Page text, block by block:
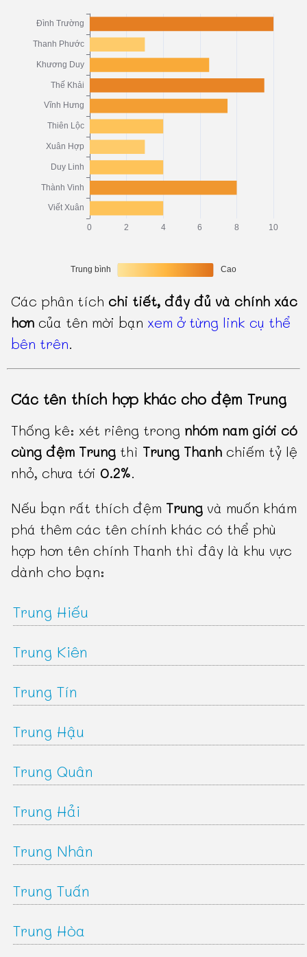
Các phân tích chi tiết, đầy đủ và chính xác
hơn của tên mời bạn xem ở từng link cụ thể
bên trên.
Các tên thích hợp khác cho đệm Trung
Thống kê: xét riêng trong nhóm nam giới có
cùng đệm Trung thì Trung Thanh chiếm tỷ lệ
nhỏ, chưa tới0.2%.
Nếu bạn rất thích đệm Trung và muốn khám
phá thêm các tên chính khác có thể phù
hợp hơn tên chính Thanh thì đây là khu vực
dành cho bạn:
Trung Hiếu
Trung Kiên
Trung Tín
Trung Hậu
Trung Quân
Trung Hải
Trung Nhân
Trung Tuấn
Trung Hòa